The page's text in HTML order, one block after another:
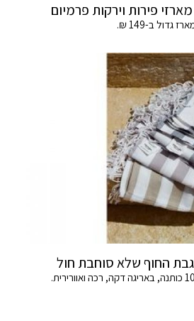
פירות וירקות פרמיום